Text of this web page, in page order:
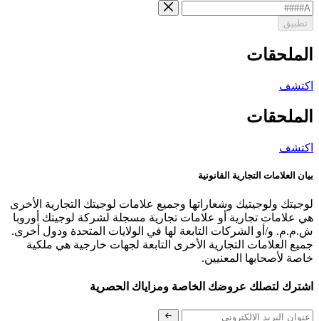
تطبيق
الملحقات
اكتشف
الملحقات
اكتشف
بيان العلامات التجارية القانونية
لوجيتك ولوجيتيك وشعاراتها وجميع علامات لوجيتك التجارية الأخرى
هي علامات تجارية أو علامات تجارية مسجلة لشركة لوجيتك أوروبا
ش.م.م. و/أو الشركات التابعة لها في الولايات المتحدة ودول أخرى.
جميع العلامات التجارية الأخرى التابعة لجهات خارجية هي ملكية
خاصة لأصحابها المعنيين.
اشترك لتصلك عروضك الخاصة ومزاياك الحصرية